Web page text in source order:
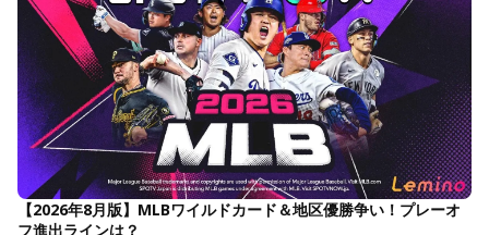
【2026年8月版】MLBワイルドカード＆地区優勝争い！プレーオ
フ進出ラインは？